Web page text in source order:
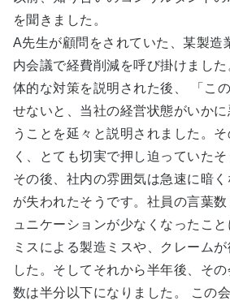
を聞きました。
A先生が顧問をされていた、某製造
内会議で経費削減を呼び掛けまし
体的な対策を説明された後、 「こ
せないと、当社の経営状態がいか
うことを延々と説明されました。
く、とても切実で押し迫っていたそ
その後、社内の雰囲気は急速に暗
が失われたそうです。社員の言葉数
ュニケーションが少なくなったこ
ミスによる製造ミスや、クレーム
した。そしてそれから半年後、そ
数は半分以下になりました。 この